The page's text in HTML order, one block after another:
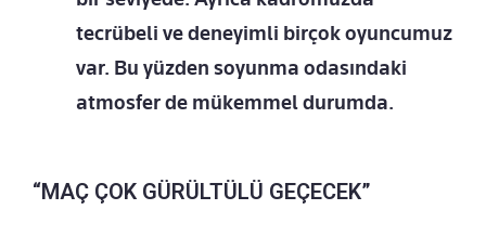
tecrübeli ve deneyimli birçok oyuncumuz
var. Bu yüzden soyunma odasındaki
atmosfer de mükemmel durumda.
“MAÇ ÇOK GÜRÜLTÜLÜ GEÇECEK”